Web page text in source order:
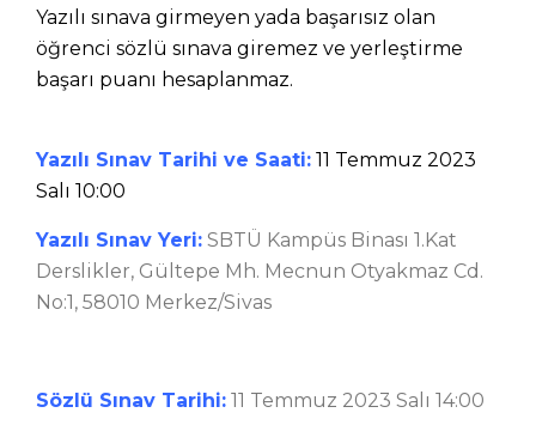
Yazılı sınava girmeyen yada başarısız olan
öğrenci sözlü sınava giremez ve yerleştirme
başarı puanı hesaplanmaz.
Yazılı Sınav Tarihi ve Saati: 11 Temmuz 2023
Salı 10:00
Yazılı Sınav Yeri: SBTÜ Kampüs Binası 1.Kat
Derslikler, Gültepe Mh. Mecnun Otyakmaz Cd.
No:1, 58010 Merkez/Sivas
Sözlü Sınav Tarihi: 11 Temmuz 2023 Salı 14:00